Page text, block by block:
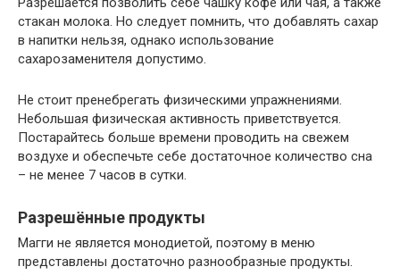
стакан молока. Но следует помнить, что добавлять сахар
в напитки нельзя, однако использование
сахарозаменителя допустимо.
Не стоит пренебрегать физическими упражнениями.
Небольшая физическая активность приветствуется.
Постарайтесь больше времени проводить на свежем
воздухе и обеспечьте себе достаточное количество сна
– не менее 7 часов в сутки.
Разрешённые продукты
Магги не является монодиетой, поэтому в меню
представлены достаточно разнообразные продукты.